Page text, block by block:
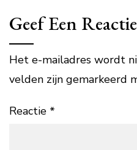
Geef Een Reactie
Het e-mailadres wordt
velden zijn gemarkeerd
Reactie *